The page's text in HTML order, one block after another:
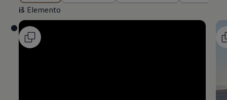
iš Elemento